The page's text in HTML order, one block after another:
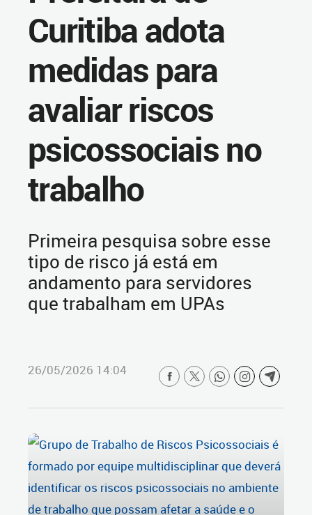
Curitiba adota
medidas para
avaliar riscos
psicossociais no
trabalho
Primeira pesquisa sobre esse
tipo de risco já está em
andamento para servidores
que trabalham em UPAs
26/05/2026 14:04